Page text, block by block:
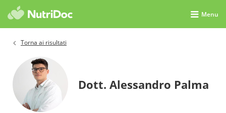
Menu
Torna ai risultati
Dott. Alessandro Palma